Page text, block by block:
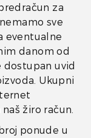
za
sve
eventualne
danom od
dostupan uvid
Ukupni
žiro račun.
ponude u